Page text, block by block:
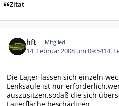
Zitat
hft Mitglied
14. Februar 2008 um 09:5414.
Die Lager lassen sich einzeln
Lenksäule ist nur
auszusitzen,sodaß die sich
Lagerfläche beschädigen.